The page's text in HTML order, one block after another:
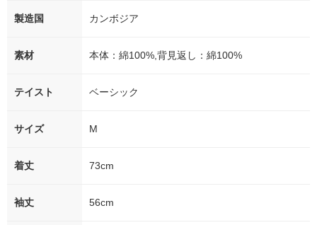
製造国 カンボジア
素材 本体：綿100%,背見返し：綿100%
テイスト ベーシック
サイズ M
着丈 73cm
袖丈 56cm